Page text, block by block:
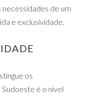
de um
e exclusividade.
os
é o nível